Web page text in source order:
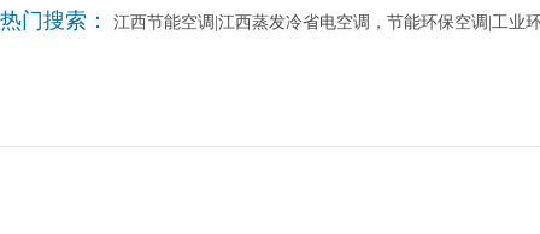
热门搜索： 江西节能空调|江西蒸发冷省电空调，节能环保空调|工业